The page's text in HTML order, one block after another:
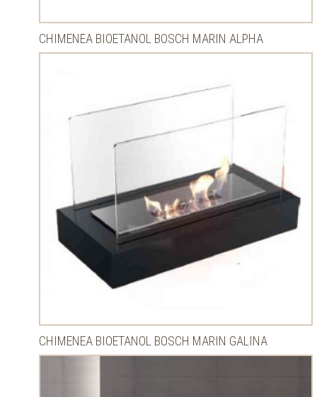
CHIMENEA BIOETANOL BOSCH MARIN ALPHA
CHIMENEA BIOETANOL BOSCH MARIN GALINA